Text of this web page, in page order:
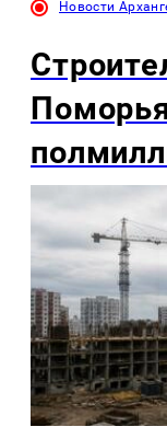
Новости